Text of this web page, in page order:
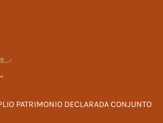
PATRIMONIO DECLARADA CONJUNTO